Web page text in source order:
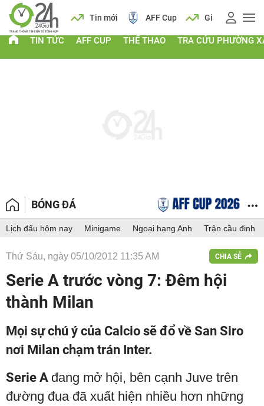
Lịch Tin mới AFF Cup Giá vàng
TIN TỨC AFF CUP THỂ THAO TRA CỨU PHƯỜNG
BÓNG ĐÁ
Lịch đấu hôm nay Minigame Ngoại hạng Anh Trận cầu đinh
Thứ Sáu, ngày 05/10/2012 11:35 AM CHIA SẺ
Serie A trước vòng 7: Đêm hội
thành Milan
Mọi sự chú ý của Calcio sẽ đổ về San Siro
nơi Milan chạm trán Inter.
Serie A đang mở hội, bên cạnh Juve trên
đường đua đã xuất hiện nhiều hơn những